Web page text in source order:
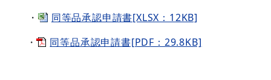
・
同等品承認申請書[XLSX：12KB]
・
同等品承認申請書[PDF：29.8KB]